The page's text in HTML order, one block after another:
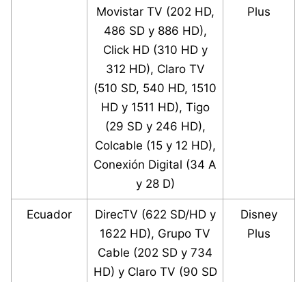
Movistar TV (202 HD,
486 SD y 886 HD),
Click HD (310 HD y
312 HD), Claro TV
(510 SD, 540 HD, 1510
HD y 1511 HD), Tigo
(29 SD y 246 HD),
Colcable (15 y 12 HD),
Conexión Digital (34 A
y 28 D)
Plus
Ecuador
DirecTV (622 SD/HD y
1622 HD), Grupo TV
Cable (202 SD y 734
HD) y Claro TV (90 SD
Disney
Plus